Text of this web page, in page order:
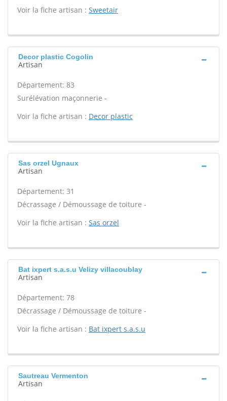
Voir la fiche artisan : Sweetair
Decor plastic Cogolin
Artisan
Département: 83
Surélévation maçonnerie -
Voir la fiche artisan : Decor plastic
Sas orzel Ugnaux
Artisan
Département: 31
Décrassage / Démoussage de toiture -
Voir la fiche artisan : Sas orzel
Bat ixpert s.a.s.u Velizy villacoublay
Artisan
Département: 78
Décrassage / Démoussage de toiture -
Voir la fiche artisan : Bat ixpert s.a.s.u
Sautreau Vermenton
Artisan